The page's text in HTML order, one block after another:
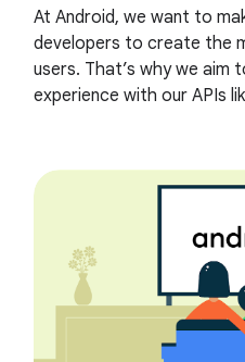
At Android, we want to
developers to create the
users. That’s why we
experience with our APIs